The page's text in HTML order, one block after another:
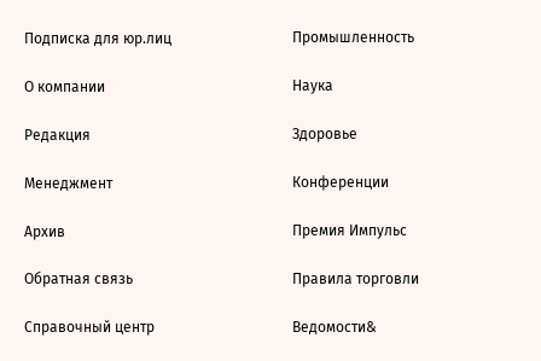
Подписка для юр.лиц
О компании
Редакция
Менеджмент
Архив
Обратная связь
Справочный центр
Промышленность
Наука
Здоровье
Конференции
Премия Импульс
Правила торговли
Ведомости&